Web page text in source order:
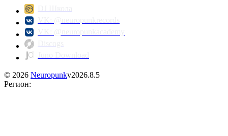
© 2026 Neuropunkv2026.8.5
Регион: